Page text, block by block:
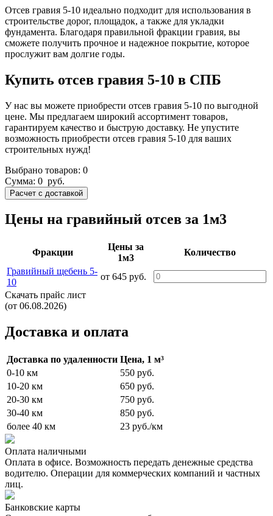
Отсев гравия 5-10 идеально подходит для использования в
строительстве дорог, площадок, а также для укладки
фундамента. Благодаря правильной фракции гравия, вы
сможете получить прочное и надежное покрытие, которое
прослужит вам долгие годы.
Купить отсев гравия 5-10 в СПБ
У нас вы можете приобрести отсев гравия 5-10 по выгодной
цене. Мы предлагаем широкий ассортимент товаров,
гарантируем качество и быструю доставку. Не упустите
возможность приобрести отсев гравия 5-10 для ваших
строительных нужд!
Выбрано товаров: 0
Сумма: 0 руб.
Цены на гравийный отсев за 1м3
Фракции
Цены за
1м3
Количество
Гравийный щебень 5-
10
от 645 руб.
Скачать прайс лист
(от 06.08.2026)
Доставка и оплата
Доставка по удаленности Цена, 1 м³
0-10 км
550 руб.
10-20 км
650 руб.
20-30 км
750 руб.
30-40 км
850 руб.
более 40 км
23 руб./км
Оплата наличными
Оплата в офисе. Возможность передать денежные средства
водителю. Операции для коммерческих компаний и частных
лиц.
Банковские карты